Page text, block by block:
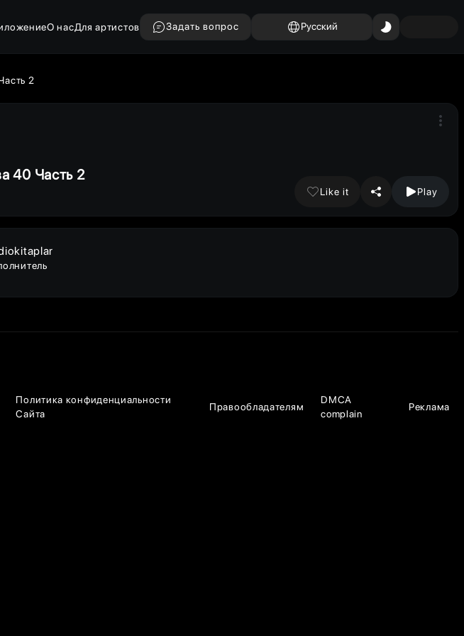
О насДля артистов Задать вопрос Русский
2
40 Часть 2
Like it Play
Политика конфиденциальности
Сайта
Правообладателям
DMCA
complain
Реклама